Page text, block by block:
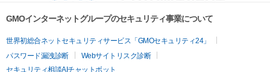
GMOインターネットグループのセキュリティ事業について
世界初総合ネットセキュリティサービス「GMOセキュリティ24」
パスワード漏洩診断
Webサイトリスク診断
セキュリティ相談AIチャットボット